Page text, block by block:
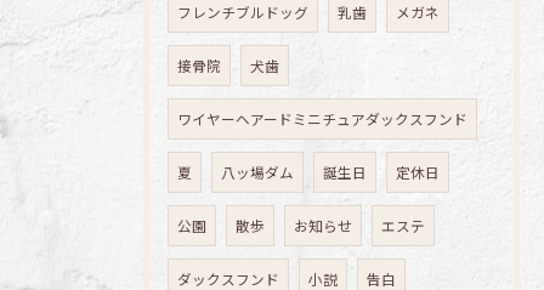
フレンチブルドッグ 乳歯 メガネ
接骨院 犬歯
ワイヤーヘアードミニチュアダックスフンド
夏 八ッ場ダム 誕生日 定休日
公園 散歩 お知らせ エステ
ダックスフンド 小説 告白